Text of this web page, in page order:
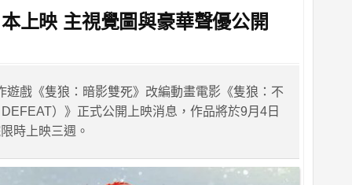
上映 主視覺圖與豪華聲優公開
遊戲《隻狼：暗影雙死》改編動畫電影《隻狼：不
）》正式公開上映消息，作品將於9月4日
時上映三週。